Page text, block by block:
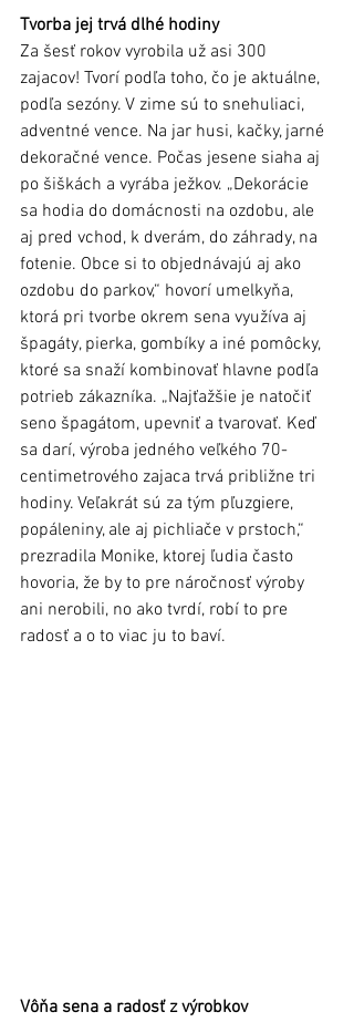
Tvorba jej trvá dlhé hodiny
Za šesť rokov vyrobila už asi 300
zajacov! Tvorí podľa toho, čo je aktuálne,
podľa sezóny. V zime sú to snehuliaci,
adventné vence. Na jar husi, kačky, jarné
dekoračné vence. Počas jesene siaha aj
po šiškách a vyrába ježkov. „Dekorácie
sa hodia do domácnosti na ozdobu, ale
aj pred vchod, k dverám, do záhrady, na
fotenie. Obce si to objednávajú aj ako
ozdobu do parkov,“ hovorí umelkyňa,
ktorá pri tvorbe okrem sena využíva aj
špagáty, pierka, gombíky a iné pomôcky,
ktoré sa snaží kombinovať hlavne podľa
potrieb zákazníka. „Najťažšie je natočiť
seno špagátom, upevniť a tvarovať. Keď
sa darí, výroba jedného veľkého 70-
centimetrového zajaca trvá približne tri
hodiny. Veľakrát sú za tým pľuzgiere,
popáleniny, ale aj pichliače v prstoch,“
prezradila Monike, ktorej ľudia často
hovoria, že by to pre náročnosť výroby
ani nerobili, no ako tvrdí, robí to pre
radosť a o to viac ju to baví.
Vôňa sena a radosť z výrobkov